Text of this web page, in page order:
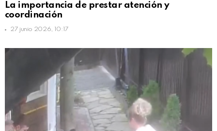
La importancia de prestar atención y
coordinación
27 junio 2026, 10:17